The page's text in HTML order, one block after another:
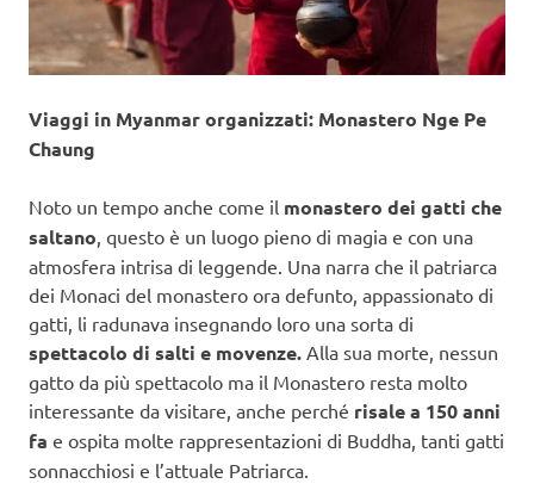
Viaggi in Myanmar organizzati: Monastero Nge Pe
Chaung
Noto un tempo anche come il monastero dei gatti che
saltano , questo è un luogo pieno di magia e con una
atmosfera intrisa di leggende. Una narra che il patriarca
dei Monaci del monastero ora defunto, appassionato di
gatti, li radunava insegnando loro una sorta di
spettacolo di salti e movenze. Alla sua morte, nessun
gatto da più spettacolo ma il Monastero resta molto
interessante da visitare, anche perché risale a 150 anni
fa e ospita molte rappresentazioni di Buddha, tanti gatti
sonnacchiosi e l’attuale Patriarca.